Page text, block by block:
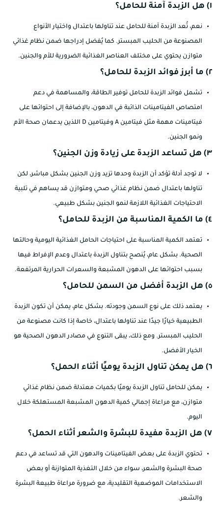
نعم، تُعد الزبدة آمنة للحامل عند تناولها باعتدال واختيار الأنواع
المصنوعة من الحليب المبستر. كما يُفضل إدراجها ضمن نظام غذائي
متوازن يحتوي على مختلف العناصر الغذائية الضرورية للأم والجنين.
تشمل فوائد الزبدة للحامل توفير الطاقة، والمساهمة في دعم
امتصاص الفيتامينات الذائبة في الدهون، بالإضافة إلى احتوائها على
فيتامينات مهمة مثل فيتامين A وفيتامين D اللذين يدعمان صحة الأم
ونمو الجنين.
لا توجد أدلة تؤكد أن الزبدة وحدها تزيد وزن الجنين بشكل مباشر، لكن
تناولها باعتدال ضمن نظام غذائي صحي ومتوازن قد يساهم في تلبية
الاحتياجات الغذائية اللازمة لنمو الجنين بشكل طبيعي.
تعتمد الكمية المناسبة على احتياجات الحامل الغذائية اليومية وحالتها
الصحية. بشكل عام، يُنصح بتناول الزبدة باعتدال وعدم الإفراط فيها
بسبب احتوائها على الدهون المشبعة والسعرات الحرارية المرتفعة.
يعتمد ذلك على نوع السمن وجودته. بشكل عام، يمكن أن تكون الزبدة
الطبيعية خيارًا جيدًا عند تناولها باعتدال، خاصة إذا كانت مصنوعة من
الحليب المبستر. ومع ذلك، يبقى التنوع في مصادر الدهون الصحية هو
الخيار الأفضل.
يمكن للحامل تناول الزبدة يوميًا بكميات معتدلة ضمن نظام غذائي
متوازن، مع مراعاة إجمالي كمية الدهون المشبعة المستهلكة خلال
اليوم.
تحتوي الزبدة على بعض الفيتامينات والدهون التي قد تساعد في دعم
صحة البشرة والشعر، سواء من خلال التغذية المتوازنة أو بعض
الاستخدامات الموضعية التقليدية، مع ضرورة مراعاة طبيعة البشرة
والشعر.